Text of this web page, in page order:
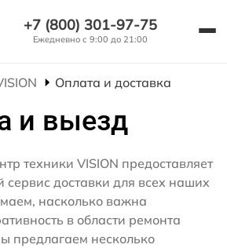
+7 (800) 301-97-75
Ежедневно с 9:00 до 21:00
Оплата и доставка
и выезд
техники VISION предоставляет
доставки для всех наших
насколько важна
в области ремонта
предлагаем несколько